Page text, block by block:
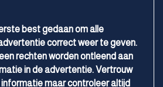
best gedaan om alle
correct weer te geven.
rechten worden ontleend aan
in de advertentie. Vertrouw
maar controleer altijd